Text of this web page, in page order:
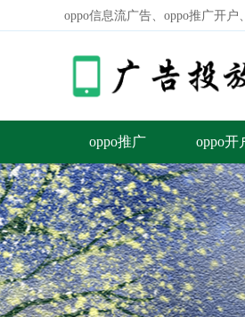
oppo信息流广告、oppo推广开
oppo推广 oppo开
准介绍。